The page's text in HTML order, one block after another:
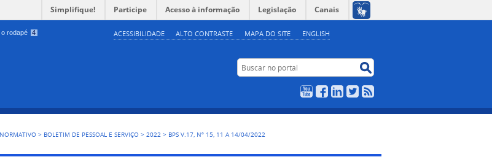
o rodapé 4 ACESSIBILIDADE ALTO CONTRASTE MAPA DO SITE ENGLISH
Simplifique! Participe Acesso à informação Legislação Canais
Buscar no portal
YouTubeFacebookLinkedIn
Twitter
> BOLETIM DE PESSOAL E SERVIÇO >2022 > BPS V.17, Nº 15, 11 A 14/04/2022